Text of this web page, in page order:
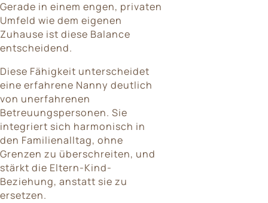
Gerade in einem engen, privaten
Umfeld wie dem eigenen
Zuhause ist diese Balance
entscheidend.
Diese Fähigkeit unterscheidet
eine erfahrene Nanny deutlich
von unerfahrenen
Betreuungspersonen. Sie
integriert sich harmonisch in
den Familienalltag, ohne
Grenzen zu überschreiten, und
stärkt die Eltern-Kind-
Beziehung, anstatt sie zu
ersetzen.